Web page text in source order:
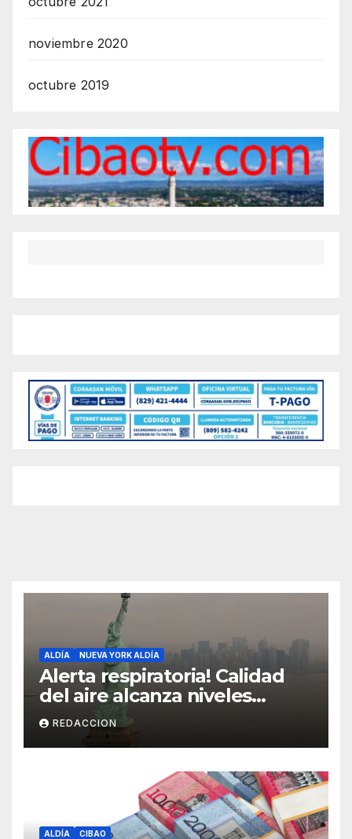
noviembre 2020
octubre 2019
ALDÍA NUEVA YORK ALDÍA
Alerta respiratoria! Calidad
del aire alcanza niveles
peligrosos en NYC
REDACCION
ALDÍA CIBAO